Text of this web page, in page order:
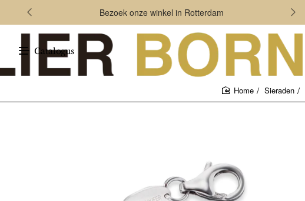
Bezoek onze winkel in Rotterdam
Catalogus
Sieraden